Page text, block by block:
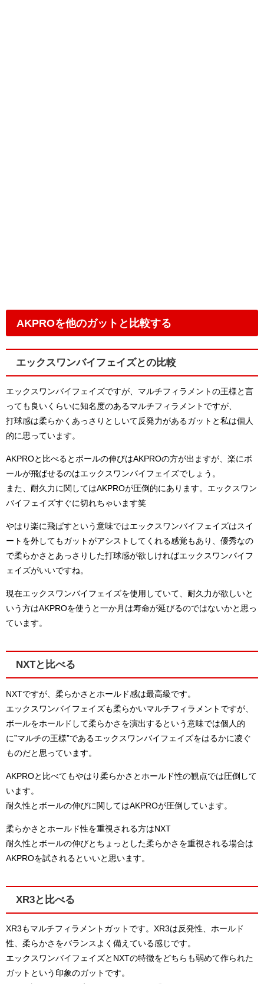
AKPROを他のガットと比較する
エックスワンバイフェイズとの比較
エックスワンバイフェイズですが、マルチフィラメントの王様と言
っても良いくらいに知名度のあるマルチフィラメントですが、
打球感は柔らかくあっさりとしいて反発力があるガットと私は個人
的に思っています。
AKPROと比べるとボールの伸びはAKPROの方が出ますが、楽にボ
ールが飛ばせるのはエックスワンバイフェイズでしょう。
また、耐久力に関してはAKPROが圧倒的にあります。エックスワン
バイフェイズすぐに切れちゃいます笑
やはり楽に飛ばすという意味ではエックスワンバイフェイズはスイ
ートを外してもガットがアシストしてくれる感覚もあり、優秀なの
で柔らかさとあっさりした打球感が欲しければエックスワンバイフ
ェイズがいいですね。
現在エックスワンバイフェイズを使用していて、耐久力が欲しいと
いう方はAKPROを使うと一か月は寿命が延びるのではないかと思っ
ています。
NXTと比べる
NXTですが、柔らかさとホールド感は最高級です。
エックスワンバイフェイズも柔らかいマルチフィラメントですが、
ボールをホールドして柔らかさを演出するという意味では個人的
に”マルチの王様”であるエックスワンバイフェイズをはるかに凌ぐ
ものだと思っています。
AKPROと比べてもやはり柔らかさとホールド性の観点では圧倒して
います。
耐久性とボールの伸びに関してはAKPROが圧倒しています。
柔らかさとホールド性を重視される方はNXT
耐久性とボールの伸びとちょっとした柔らかさを重視される場合は
AKPROを試されるといいと思います。
XR3と比べる
XR3もマルチフィラメントガットです。XR3は反発性、ホールド
性、柔らかさをバランスよく備えている感じです。
エックスワンバイフェイズとNXTの特徴をどちらも弱めて作られた
ガットという印象のガットです。